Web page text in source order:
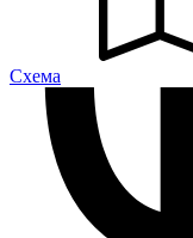
Cхема